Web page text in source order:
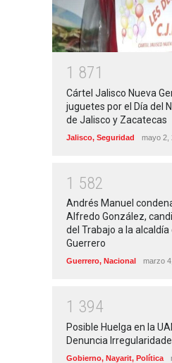
1 871
Cártel Jalisco Nueva
juguetes por el Día del
de Jalisco y Zacatecas
Jalisco, Seguridad mayo 2,
1 582
Andrés Manuel
Alfredo González,
del Trabajo a la alcaldía
Guerrero
Guerrero, Nacional marzo
1 394
Posible Huelga en la
Denuncia
Gobierno, Nayarit, Política